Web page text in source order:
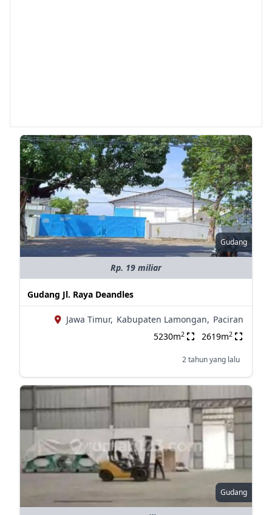
Gudang
Rp. 19 miliar
Gudang Jl. Raya Deandles
Jawa Timur, Kabupaten Lamongan, Paciran
5230m2 2619m2
2 tahun yang lalu
Gudang